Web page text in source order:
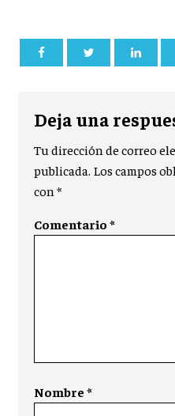
Deja una
Tu dirección de correo
publicada. Los campos
con*
Comentario*
Nombre*